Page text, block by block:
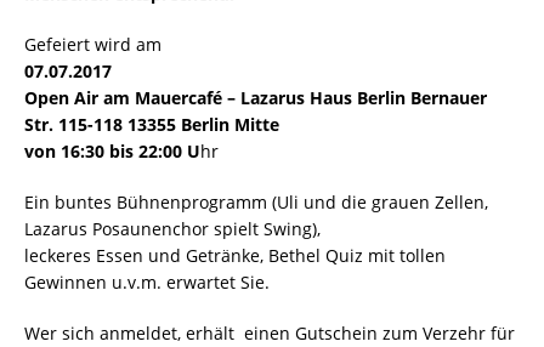
Gefeiert wird am
07.07.2017
Open Air am Mauercafé – Lazarus Haus Berlin Bernauer
Str. 115-118 13355 Berlin Mitte
von 16:30 bis 22:00 Uhr
Ein buntes Bühnenprogramm (Uli und die grauen Zellen,
Lazarus Posaunenchor spielt Swing),
leckeres Essen und Getränke, Bethel Quiz mit tollen
Gewinnen u.v.m. erwartet Sie.
Wer sich anmeldet, erhält einen Gutschein zum Verzehr für